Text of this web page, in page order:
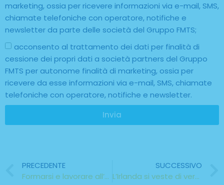
marketing, ossia per ricevere informazioni via e-mail, SMS,
chiamate telefoniche con operatore, notifiche e
newsletter da parte delle società del Gruppo FMTS;
acconsento al trattamento dei dati per finalità di
cessione dei propri dati a società partners del Gruppo
FMTS per autonome finalità di marketing, ossia per
ricevere da esse informazioni via e-mail, SMS, chiamate
telefoniche con operatore, notifiche e newsletter.
Invia
PRECEDENTE
Formarsi e lavorare all’estero con Erasmus Plus
SUCCESSIVO
L’Irlanda si veste di verde in occasione della festa di San Patrizio